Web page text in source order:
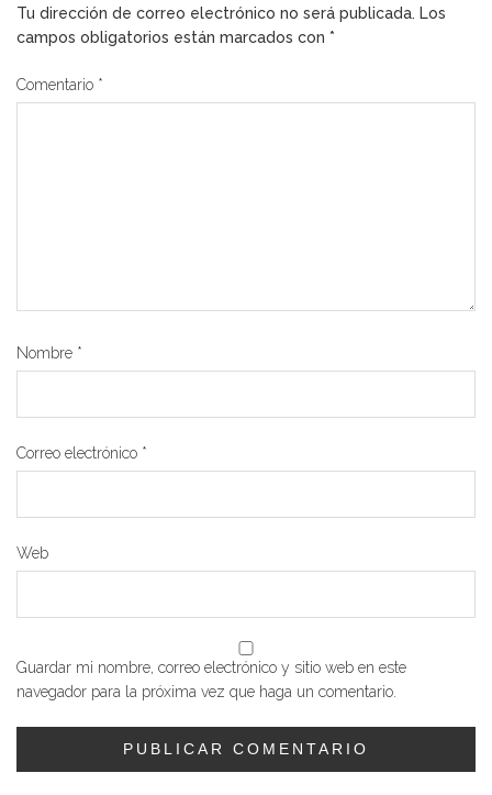
Tu dirección de correo electrónico no será publicada. Los
campos obligatorios están marcados con *
Comentario *
Nombre *
Correo electrónico *
Web
Guardar mi nombre, correo electrónico y sitio web en este
navegador para la próxima vez que haga un comentario.